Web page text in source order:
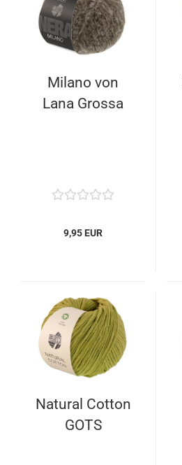
Milano von
Lana Grossa
9,95 EUR
Natural Cotton
GOTS